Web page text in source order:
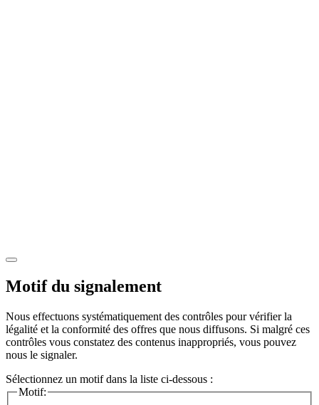
Motif du signalement
Nous effectuons systématiquement des contrôles pour vérifier la
légalité et la conformité des offres que nous diffusons. Si malgré ces
contrôles vous constatez des contenus inappropriés, vous pouvez
nous le signaler.
Sélectionnez un motif dans la liste ci-dessous :
Motif: